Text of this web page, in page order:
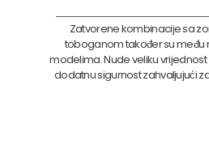
Zatvorene kombinacije sa
toboganom također su među
modelima. Nude veliku
dodatnu sigurnost zahvaljujući